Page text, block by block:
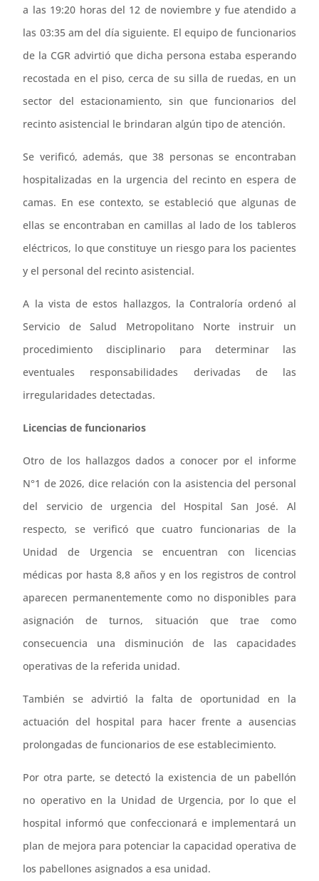
a las 19:20 horas del 12 de noviembre y fue atendido a
las 03:35 am del día siguiente. El equipo de funcionarios
de la CGR advirtió que dicha persona estaba esperando
recostada en el piso, cerca de su silla de ruedas, en un
sector del estacionamiento, sin que funcionarios del
recinto asistencial le brindaran algún tipo de atención.
Se verificó, además, que 38 personas se encontraban
hospitalizadas en la urgencia del recinto en espera de
camas. En ese contexto, se estableció que algunas de
ellas se encontraban en camillas al lado de los tableros
eléctricos, lo que constituye un riesgo para los pacientes
y el personal del recinto asistencial.
A la vista de estos hallazgos, la Contraloría ordenó al
Servicio de Salud Metropolitano Norte instruir un
procedimiento disciplinario para determinar las
eventuales responsabilidades derivadas de las
irregularidades detectadas.
Licencias de funcionarios
Otro de los hallazgos dados a conocer por el informe
N°1 de 2026, dice relación con la asistencia del personal
del servicio de urgencia del Hospital San José. Al
respecto, se verificó que cuatro funcionarias de la
Unidad de Urgencia se encuentran con licencias
médicas por hasta 8,8 años y en los registros de control
aparecen permanentemente como no disponibles para
asignación de turnos, situación que trae como
consecuencia una disminución de las capacidades
operativas de la referida unidad.
También se advirtió la falta de oportunidad en la
actuación del hospital para hacer frente a ausencias
prolongadas de funcionarios de ese establecimiento.
Por otra parte, se detectó la existencia de un pabellón
no operativo en la Unidad de Urgencia, por lo que el
hospital informó que confeccionará e implementará un
plan de mejora para potenciar la capacidad operativa de
los pabellones asignados a esa unidad.